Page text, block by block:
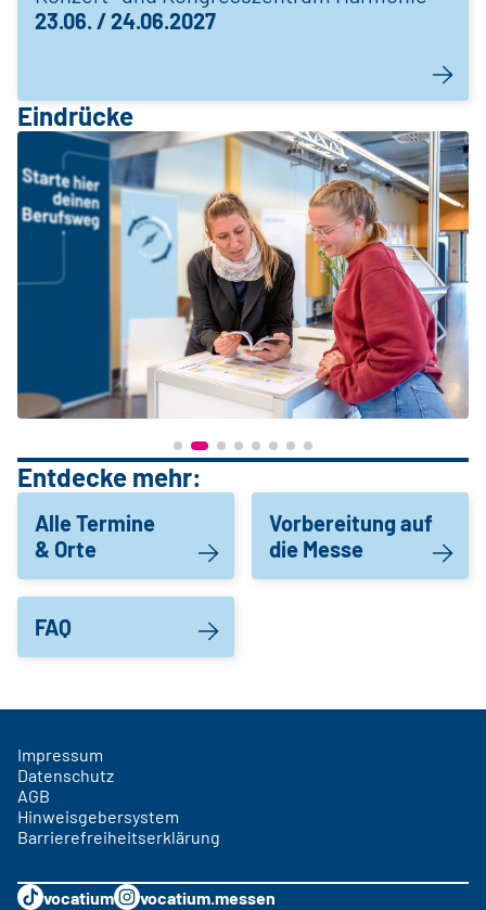
23.06. / 24.06.2027
Eindrücke
Entdecke mehr:
Alle Termine
& Orte
Vorbereitung auf
die Messe
FAQ
Impressum
Datenschutz
AGB
Hinweisgebersystem
Barrierefreiheitserklärung
vocatium vocatium.messen